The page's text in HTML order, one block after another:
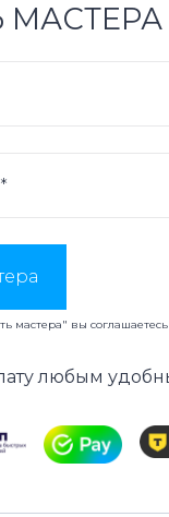
мастера" вы
любым